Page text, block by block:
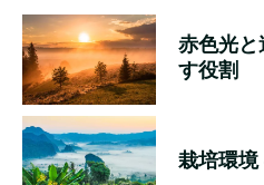
赤色光と
す役割
栽培環境